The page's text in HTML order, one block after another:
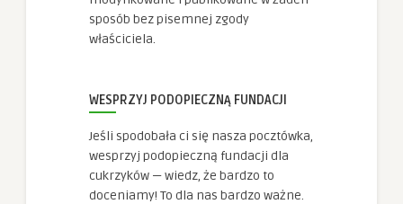
sposób bez pisemnej zgody
właściciela.
WESPRZYJ PODOPIECZNĄ FUNDACJI
Jeśli spodobała ci się nasza pocztówka,
wesprzyj podopieczną fundacji dla
cukrzyków — wiedz, że bardzo to
doceniamy! To dla nas bardzo ważne.
zainteresowania i
strony, zwiększasz